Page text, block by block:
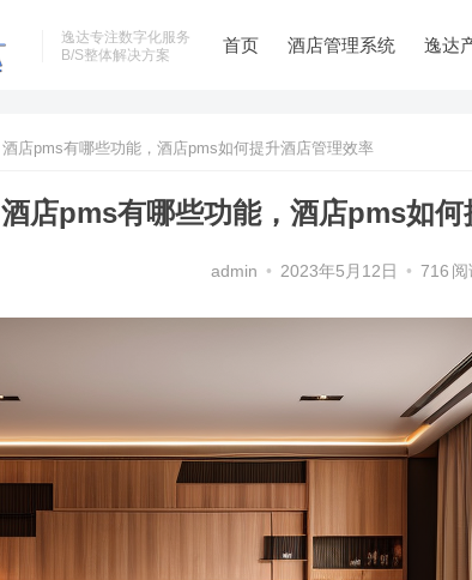
逸达专注数字化服务
B/S整体解决方案
首页 酒店管理系统 逸达
酒店pms有哪些功能，酒店pms如何提升酒店管理效率
酒店pms有哪些功能，酒店pms如何
admin • 2023年5月12日 • 716 阅